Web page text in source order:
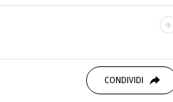
per caso. Ho scritto
prevalentemente di cronaca
CONDIVIDI